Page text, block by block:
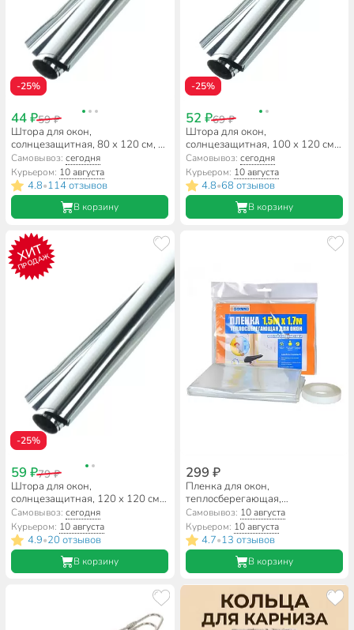
-25%
44 ₽59 ₽
Штора для окон,
солнцезащитная, 80 х 120 см, 2
шт, 50 слоев
Самовывоз:сегодня
Курьером: 10 августа
4.8•114 отзывов
В корзину
-25%
52 ₽69 ₽
Штора для окон,
солнцезащитная, 100 х 120 см,
2 шт, 50 слоев
Самовывоз: сегодня
Курьером: 10 августа
4.8•68 отзывов
В корзину
ХИТ
ПРОДАЖ
-25%
59 ₽79 ₽
Штора для окон,
солнцезащитная, 120 х 120 см,
2 шт, 50 слоев
Самовывоз:сегодня
Курьером: 10 августа
4.9•20 отзывов
В корзину
299 ₽
Пленка для окон,
теплосберегающая,
полиофелин, 150х170 см,
4Walls, PTS200W
Самовывоз: 10 августа
Курьером: 10 августа
4.7•13 отзывов
В корзину